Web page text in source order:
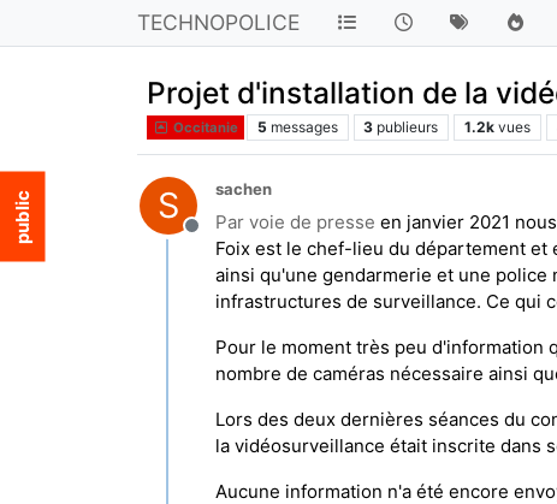
TECHNOPOLICE
Projet d'installation de la
Occitanie 5 messages 3 publieurs 1.2k vues
S
Hors-ligne
sachen
Par voie de presse en janvier 2021
Foix est le chef-lieu du département et
ainsi qu'une gendarmerie et une
infrastructures de surveillance. Ce qui
Pour le moment très peu d'information
nombre de caméras nécessaire ainsi
Lors des deux dernières séances du
la vidéosurveillance était inscrite dans
Aucune information n'a été encore